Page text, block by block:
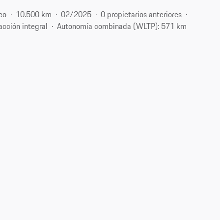
10.500 km 02/2025
0 propietarios anteriores
integral
Autonomía combinada (WLTP): 571 km